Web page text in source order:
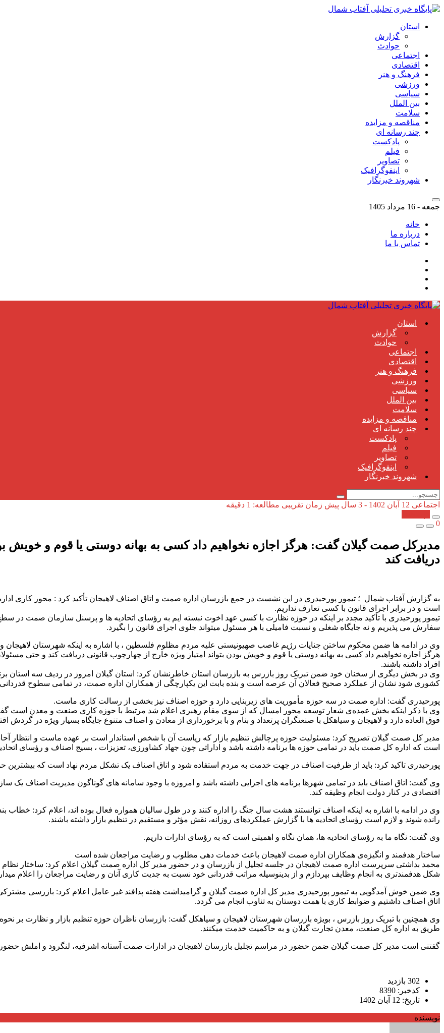
استان
گزارش
حوادث
اجتماعی
اقتصادی
فرهنگ و هنر
ورزشی
سیاسی
بین الملل
سلامت
مناقصه و مزایده
چند رسانه ای
پادکست
فیلم
تصاویر
اینفوگرافیک
شهروند خبرنگار
جمعه - 16 مرداد 1405
خانه
درباره ما
تماس با ما
استان
گزارش
حوادث
اجتماعی
اقتصادی
فرهنگ و هنر
ورزشی
سیاسی
بین الملل
سلامت
مناقصه و مزایده
چند رسانه ای
پادکست
فیلم
تصاویر
اینفوگرافیک
شهروند خبرنگار
اجتماعی 12 آبان 1402 - 3 سال پیش
زمان تقریبی مطالعه: 1 دقیقه
0
مدیرکل صمت گیلان گفت: هرگز اجازه نخواهیم داد کسی به بهانه دوستی یا قوم و خویش
دریافت کند
به گزارش آفتاب شمال ؛ تیمور پورحیدری در این نشست در جمع بازرسان اداره صمت و اتاق اصناف لاهیجان تأکید کرد : محور کاری
است و در برابر اجرای قانون با کسی تعارف نداریم.
تیمور پورحیدری با تأکید مجدد بر اینکه در حوزه نظارت با کسی عهد اخوت نبسته ایم به رؤسای اتحادیه ها و پرسنل سازمان صمت در
سفارش می پذیریم و نه جایگاه شغلی و نسبت فامیلی با هر مسئول میتواند جلوی اجرای قانون را بگیرد.
وی در ادامه ها ضمن محکوم ساختن جنایات رژیم غاصب صهیونیستی علیه مردم مظلوم فلسطین ، با اشاره به اینکه شهرستان
هرگز اجازه نخواهیم داد کسی به بهانه دوستی یا قوم و خویش بودن بتواند امتیاز ویژه خارج از چهارچوب قانونی دریافت کند و حتی
افراد داشته باشند.
وی در بخش دیگری از سخنان خود ضمن تبریک روز بازرس به بازرسان استان خاطرنشان کرد: استان گیلان امروز در ردیف سه استان
کشوری شود نشان از عملکرد صحیح فعالان آن عرصه است و بنده بابت این یکپارچگی از همکاران اداره صمت، در تمامی سطوح
پورحیدری گفت: اداره صمت در سه حوزه مأموریت های زیربنایی دارد و حوزه اصناف نیز بخشی از رسالت کاری ماست.
وی با ذکر اینکه بخش عمده‌‌ی شعار توسعه محور امسال که از سوی مقام رهبری اعلام شد مرتبط با حوزه کاری صنعت و معدن است
فوق العاده دارد و لاهیجان و سیاهکل با صنعتگران پرتعداد و بنام و با برخورداری از معادن و اصناف متنوع جایگاه بسیار ویژه در گردش
مدیر کل صمت گیلان تصریح کرد: مسئولیت حوزه پرچالش تنظیم بازار که ریاست آن با شخص استاندار است بر عهده ماست و انتظار آحاد
است که اداره کل صمت باید در تمامی حوزه ها برنامه داشته باشد و اداراتی چون جهاد کشاورزی، تعزیزات ، بسیج اصناف و رؤسای
پورحیدری تاکید کرد: باید از ظرفیت اصناف در جهت خدمت به مردم استفاده شود و اتاق اصناف یک تشکل مردم نهاد است که بیشترین
وی گفت: اتاق اصناف باید در تمامی شهرها برنامه های اجرایی داشته باشد و امروزه با وجود سامانه های گوناگون مدیریت اصناف یک
اقتصادی در کنار دولت انجام وظیفه کند.
وی در ادامه با اشاره به اینکه اصناف توانستند هشت سال جنگ را اداره کنند و در طول سالیان همواره فعال بوده اند، اعلام کرد:
رانده شوند و لازم است رؤسای اتحادیه ها با گزارش عملکردهای روزانه، نقش مؤثر و مستقیم در تنظیم بازار داشته باشند.
وی گفت: نگاه ما به رؤسای اتحادیه ها، همان نگاه و اهمیتی است که به رؤسای ادارات داریم.
ساختار هدفمند و انگیزه‌ی همکاران اداره صمت لاهیجان باعث خدمات دهی مطلوب و رضایت مراجعان شده است
محمد بداشتی سرپرست اداره صمت لاهیجان در جلسه تجلیل از بازرسان و در حضور مدیر کل اداره صمت گیلان اعلام کرد: ساختار نظام
شکل هدفمندتری به انجام وظایف بپردازم و از بدینوسیله مراتب قدردانی خود نسبت به جدیت کاری آنان و رضایت مراجعان را اعلام
وی ضمن خوش آمدگویی به تیمور پورحیدری مدیر کل اداره صمت گیلان و گرامیداشت هفته پدافند غیر عامل اعلام کرد: بازرسی
اتاق اصناف داشتیم و ضوابط کاری با همت دوستان به تناوب انجام می گردد.
وی همچنین با تبریک روز بازرس ، بویژه بازرسان شهرستان لاهیجان و سیاهکل گفت: بازرسان ناظران حوزه تنظیم بازار و نظارت بر
طریق به اداره کل صنعت، معدن تجارت گیلان و به حاکمیت خدمت میکنند.
گفتنی است مدیر کل صمت گیلان ضمن حضور در مراسم تجلیل بازرسان لاهیجان در ادارات صمت آستانه اشرفیه، لنگرود و املش حضور
302 بازدید
کدخبر: 8390
تاریخ: 12 آبان 1402
نویسنده